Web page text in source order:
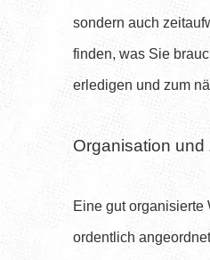
sondern auch
finden, was Sie
erledigen und zum
Organisation
Eine gut organisierte
ordentlich